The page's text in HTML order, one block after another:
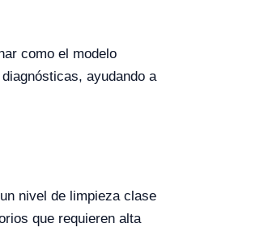
como el modelo
ayudando a
nivel de limpieza clase
que requieren alta